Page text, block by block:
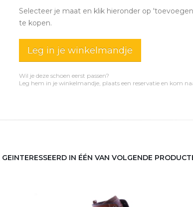
Selecteer je maat en klik hieronder op
te kopen.
Leg in je winkelmandje
Wil je deze schoen eerst passen?
Leg hem in je winkelmandje, plaats een reservatie en kom
IN ÉÉN VAN VOLGENDE